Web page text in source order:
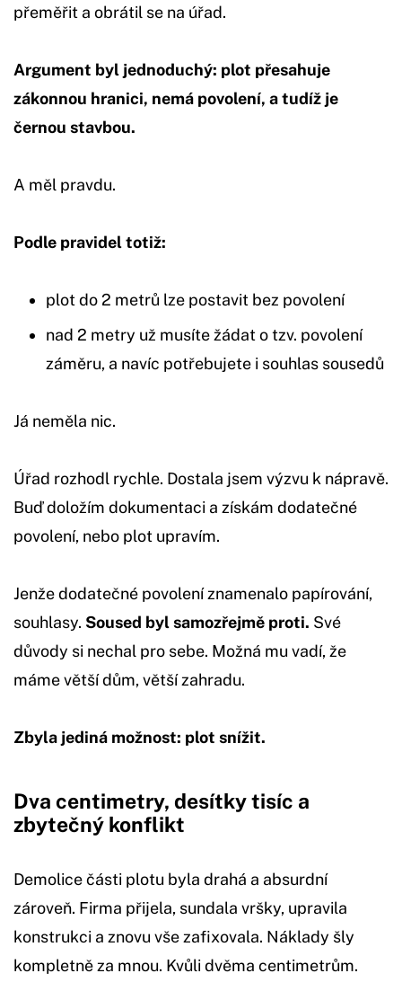
přeměřit a obrátil se na úřad.
Argument byl jednoduchý: plot přesahuje
zákonnou hranici, nemá povolení, a tudíž je
černou stavbou.
A měl pravdu.
Podle pravidel totiž:
plot do 2 metrů lze postavit bez povolení
nad 2 metry už musíte žádat o tzv. povolení
záměru, a navíc potřebujete i souhlas sousedů
Já neměla nic.
Úřad rozhodl rychle. Dostala jsem výzvu k nápravě.
Buď doložím dokumentaci a získám dodatečné
povolení, nebo plot upravím.
Jenže dodatečné povolení znamenalo papírování,
souhlasy. Soused byl samozřejmě proti. Své
důvody si nechal pro sebe. Možná mu vadí, že
máme větší dům, větší zahradu.
Zbyla jediná možnost: plot snížit.
Dva centimetry, desítky tisíc a
zbytečný konflikt
Demolice části plotu byla drahá a absurdní
zároveň. Firma přijela, sundala vršky, upravila
konstrukci a znovu vše zafixovala. Náklady šly
kompletně za mnou. Kvůli dvěma centimetrům.